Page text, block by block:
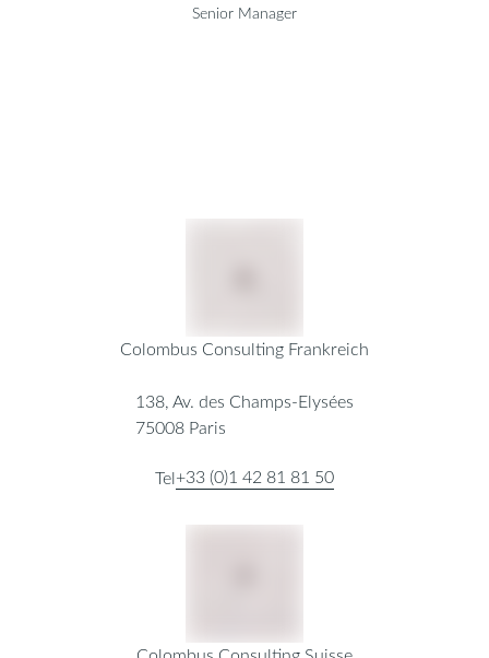
Senior Manager
Colombus Consulting Frankreich
138, Av. des Champs-Elysées
75008 Paris
Tel+33 (0)1 42 81 81 50